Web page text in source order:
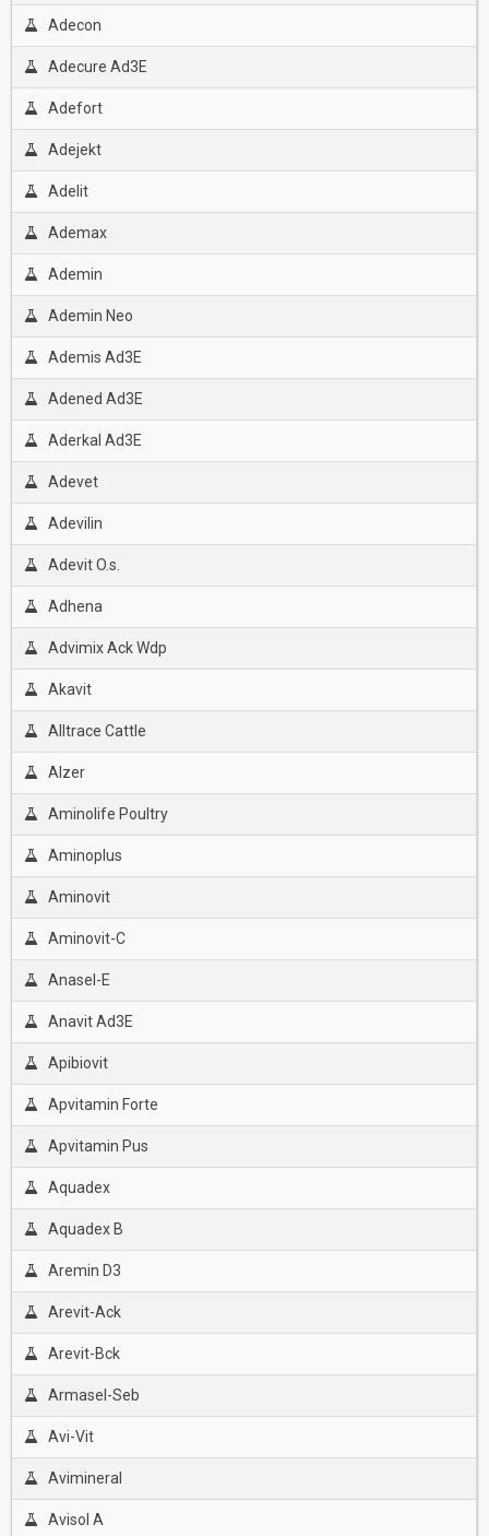
Adecon
Adecure Ad3E
Adefort
Adejekt
Adelit
Ademax
Ademin
Ademin Neo
Ademis Ad3E
Adened Ad3E
Aderkal Ad3E
Adevet
Adevilin
Adevit O.s.
Adhena
Advimix Ack Wdp
Akavit
Alltrace Cattle
Alzer
Aminolife Poultry
Aminoplus
Aminovit
Aminovit-C
Anasel-E
Anavit Ad3E
Apibiovit
Apvitamin Forte
Apvitamin Pus
Aquadex
Aquadex B
Aremin D3
Arevit-Ack
Arevit-Bck
Armasel-Seb
Avi-Vit
Avimineral
Avisol A